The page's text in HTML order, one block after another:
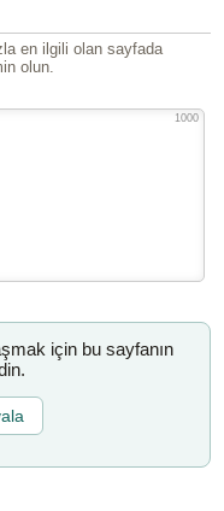
en ilgili olan sayfada
olun.
1000
için bu sayfanın